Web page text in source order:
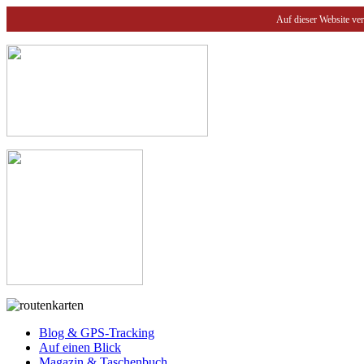
Auf dieser Website
Blog & GPS-Tracking
Auf einen Blick